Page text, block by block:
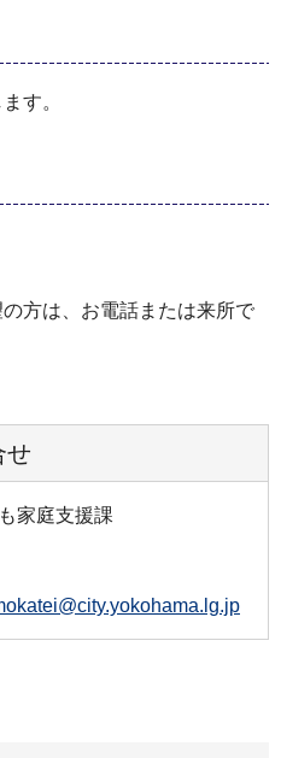
す。
方は、お電話または来所で
せ
家庭支援課